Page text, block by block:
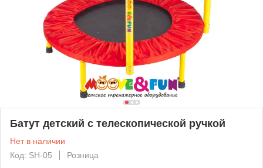
Батут детский с телескопической ручкой
Нет в наличии
Код: SH-05
Розница